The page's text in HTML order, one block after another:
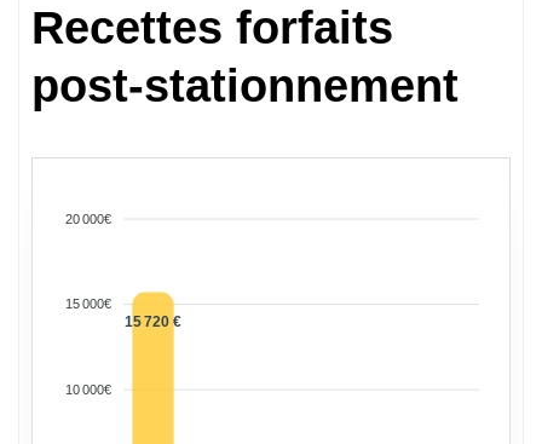
Recettes forfaits
post-stationnement
20 000€
15 000€
10 000€
15 720 €